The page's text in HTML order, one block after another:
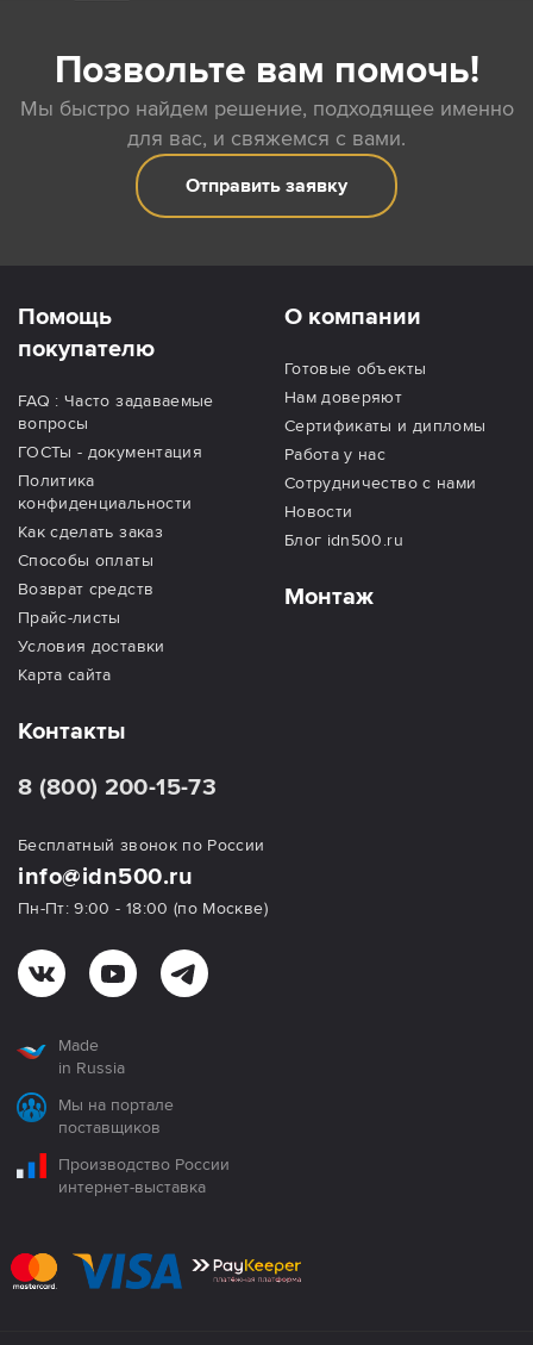
Позвольте вам помочь!
Мы быстро найдем решение, подходящее именно
для вас, и свяжемся с вами.
Отправить заявку
Помощь
покупателю
FAQ : Часто задаваемые
вопросы
ГОСТы - документация
Политика
конфиденциальности
Как сделать заказ
Способы оплаты
Возврат средств
Прайс-листы
Условия доставки
Карта сайта
О компании
Готовые объекты
Нам доверяют
Сертификаты и дипломы
Работа у нас
Сотрудничество с нами
Новости
Блог idn500.ru
Монтаж
Контакты
8 (800) 200-15-73
Бесплатный звонок по России
info@idn500.ru
Пн-Пт: 9:00 - 18:00 (по Москве)
Made
in Russia
Мы на портале
поставщиков
Производство России
интернет-выставка